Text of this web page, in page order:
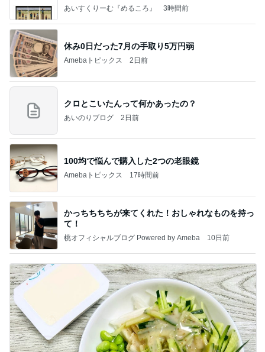
あいすくりーむ『めるころ』 3時間前
休み0日だった7月の手取り5万円弱
Amebaトピックス 2日前
クロとこいたんって何かあったの？
あいのりブログ 2日前
100均で悩んで購入した2つの老眼鏡
Amebaトピックス 17時間前
かっちちちちが来てくれた！おしゃれなものを持っ
て！
桃オフィシャルブログ Powered by Ameba 10日前